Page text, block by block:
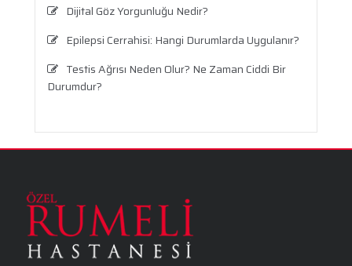
Dijital Göz Yorgunluğu Nedir?
Epilepsi Cerrahisi: Hangi Durumlarda Uygulanır?
Testis Ağrısı Neden Olur? Ne Zaman Ciddi Bir
Durumdur?
Aronya Faydaları Nelerdir?
Kalp Ritim Bozukluğu
Anksiyete Bozukluğu: Belirtiler, Nedenler, Tanı
ve Etkili Tedavi Seçenekleri